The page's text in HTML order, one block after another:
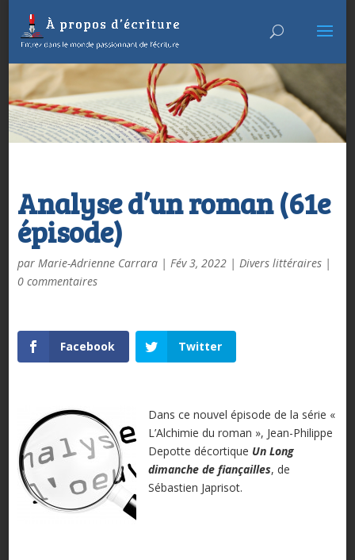
Analyse d’un roman (61e
épisode)
par Marie-Adrienne Carrara| Fév 3, 2022| Divers littéraires|
0 commentaires
Facebook Twitter
Dans ce nouvel épisode de la série «
L’Alchimie du roman », Jean-Philippe
Depotte décortique Un Long
dimanche de fiançailles, de
Sébastien Japrisot.